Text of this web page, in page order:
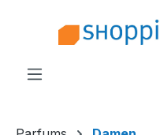
Zum Hauptinhalt springen